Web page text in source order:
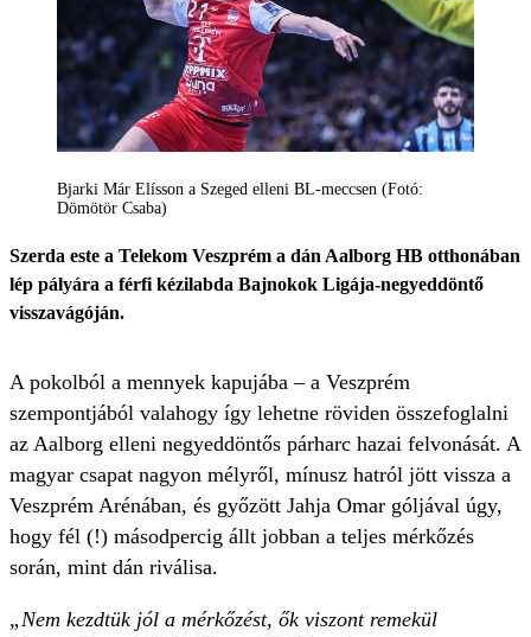
Bjarki Már Elísson a Szeged elleni BL-meccsen (Fotó:
Dömötör Csaba)
Szerda este a Telekom Veszprém a dán Aalborg HB otthonában
lép pályára a férfi kézilabda Bajnokok Ligája-negyeddöntő
visszavágóján.
A pokolból a mennyek kapujába – a Veszprém
szempontjából valahogy így lehetne röviden összefoglalni
az Aalborg elleni negyeddöntős párharc hazai felvonását. A
magyar csapat nagyon mélyről, mínusz hatról jött vissza a
Veszprém Arénában, és győzött Jahja Omar góljával úgy,
hogy fél (!) másodpercig állt jobban a teljes mérkőzés
során, mint dán riválisa.
„Nem kezdtük jól a mérkőzést, ők viszont remekül